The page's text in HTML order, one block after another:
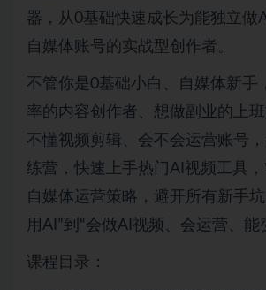
器，从0基础快速成长为能独立做
自媒体账号的实战型创作者。
不管你是0基础小白、自媒体新手
率的内容创作者、想做副业的上
不懂视频剪辑、会不会运营账号
练营，快速上手热门AI视频工具
自媒体运营策略，避开所有新手
用AI”到“会做AI视频、会运营、能
课程目录：